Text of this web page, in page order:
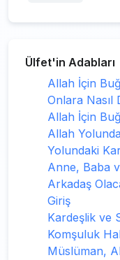
Ülfet'in Adabları
Allah İçin
Onlara Nasıl
Allah İçin
Allah
Yolundaki
Anne, Baba
Arkadaş
Giriş
Kardeşlik ve
Komşuluk
Müslüman,